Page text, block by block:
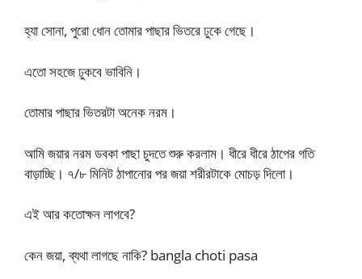
হ্যা সোনা, পুরো ধোন তোমার পাছার ভিতরে ঢুকে গেছে।
এতো সহজে ঢুকবে ভাবিনি।
তোমার পাছার ভিতরটা অনেক নরম।
আমি জয়ার নরম ডবকা পাছা চুদতে শুরু করলাম। ধীরে ধীরে ঠাপের গতি
বাড়াচ্ছি। ৭/৮ মিনিট ঠাপানোর পর জয়া শরীরটাকে মোচড় দিলো।
এই আর কতোক্ষন লাগবে?
কেন জয়া, ব্যথা লাগছে নাকি? bangla choti pasa